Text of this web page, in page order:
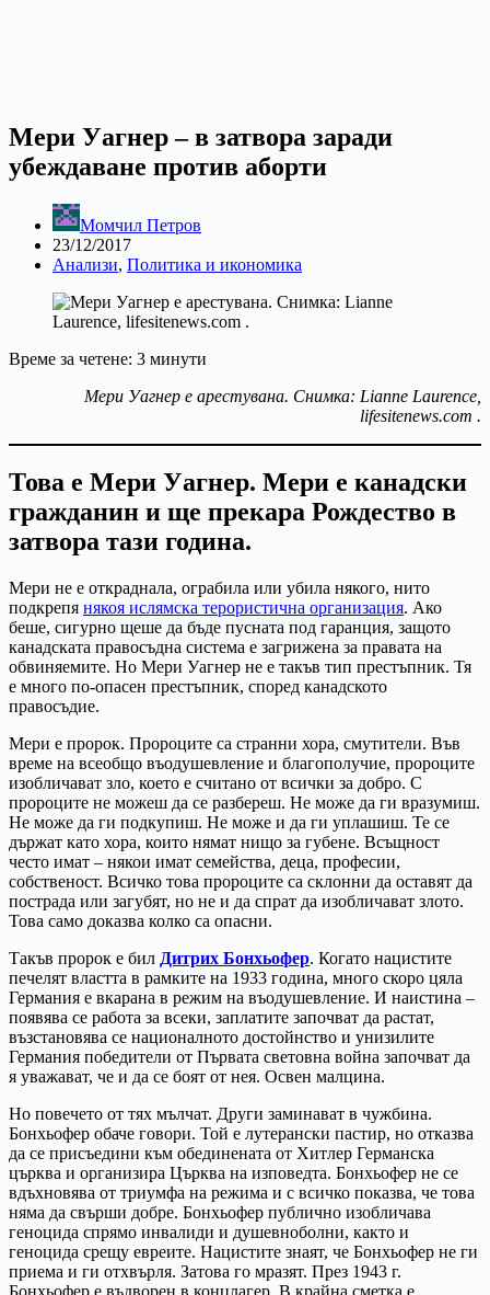
Мери Уагнер – в затвора заради
убеждаване против аборти
Момчил Петров
23/12/2017
Анализи, Политика и икономика
Време за четене: 3 минути
Мери Уагнер е арестувана. Снимка: Lianne Laurence,
lifesitenews.com .
Това е Мери Уагнер. Мери е канадски
гражданин и ще прекара Рождество в
затвора тази година.
Мери не е откраднала, ограбила или убила някого, нито
подкрепя някоя ислямска терористична организация. Ако
беше, сигурно щеше да бъде пусната под гаранция, защото
канадската правосъдна система е загрижена за правата на
обвиняемите. Но Мери Уагнер не е такъв тип престъпник. Тя
е много по-опасен престъпник, според канадското
правосъдие.
Мери е пророк. Пророците са странни хора, смутители. Във
време на всеобщо въодушевление и благополучие, пророците
изобличават зло, което е считано от всички за добро. С
пророците не можеш да се разбереш. Не може да ги вразумиш.
Не може да ги подкупиш. Не може и да ги уплашиш. Те се
държат като хора, които нямат нищо за губене. Всъщност
често имат – някои имат семейства, деца, професии,
собственост. Всичко това пророците са склонни да оставят да
пострада или загубят, но не и да спрат да изобличават злото.
Това само доказва колко са опасни.
Такъв пророк е бил Дитрих Бонхьофер. Когато нацистите
печелят властта в рамките на 1933 година, много скоро цяла
Германия е вкарана в режим на въодушевление. И наистина –
появява се работа за всеки, заплатите започват да растат,
възстановява се националното достойнство и унизилите
Германия победители от Първата световна война започват да
я уважават, че и да се боят от нея. Освен малцина.
Но повечето от тях мълчат. Други заминават в чужбина.
Бонхьофер обаче говори. Той е лутерански пастир, но отказва
да се присъедини към обединената от Хитлер Германска
църква и организира Църква на изповедта. Бонхьофер не се
вдъхновява от триумфа на режима и с всичко показва, че това
няма да свърши добре. Бонхьофер публично изобличава
геноцида спрямо инвалиди и душевноболни, както и
геноцида срещу евреите. Нацистите знаят, че Бонхьофер не ги
приема и ги отхвърля. Затова го мразят. През 1943 г.
Бонхьофер е въдворен в концлагер. В крайна сметка е